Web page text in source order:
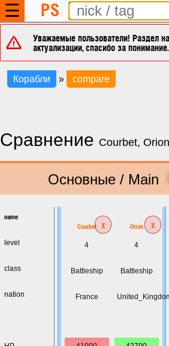
☰ PS
Уважаемые пользователи! Раздел
актуализации, спасибо за понимание.
Корабли » compare
Сравнение Courbet, Orion
Основные / Main
name
level
class
nation
Courbet x
4
Battleship
France
Orion x
4
Battleship